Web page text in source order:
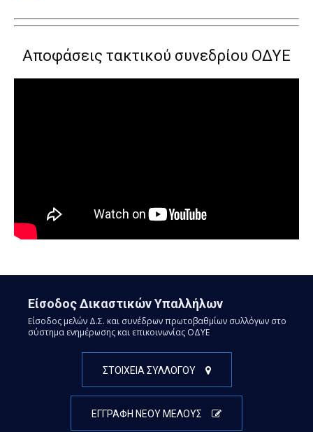
Αποφάσεις τακτικού συνεδρίου ΟΔΥΕ
Είσοδος Δικαστικών Υπαλλήλων
Είσοδος μελών Δ.Σ. και συνέδρων πρωτοβαθμίων συλλόγων στο
σύστημα ενημέρωσης και επικοινωνίας ΟΔΥΕ
ΣΤΟΙΧΕΙΑ ΣΥΛΛΟΓΟΥ
ΕΓΓΡΑΦΗ ΝΕΟΥ ΜΕΛΟΥΣ